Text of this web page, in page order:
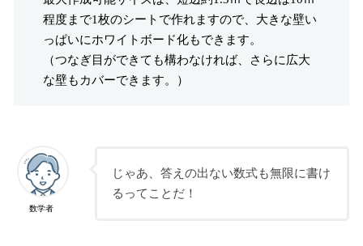
程度まで1枚のシートで作れますので、大きな壁い
っぱいにホワイトボード化もできます。
（つなぎ目ができても構わなければ、さらに広大
な壁もカバーできます。）
数学者
じゃあ、答えの出ない数式も無限に書け
るってことだ！